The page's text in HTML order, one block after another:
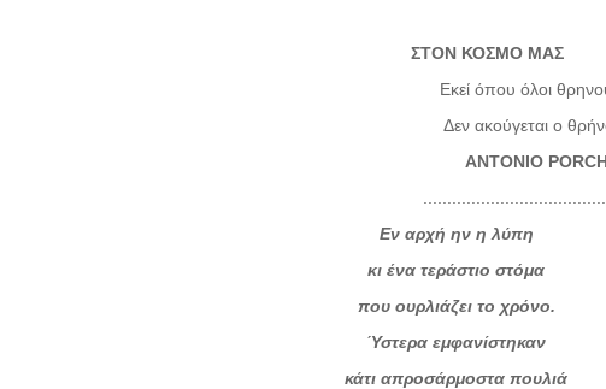
ΣΤΟΝ ΚΟΣΜΟ ΜΑΣ
Εκεί όπου όλοι
Δεν ακούγεται ο
ANTONIO
Εν αρχή ην η λύπη
κι ένα τεράστιο στόμα
που ουρλιάζει το χρόνο.
Ύστερα εμφανίστηκαν
κάτι απροσάρμοστα πουλιά